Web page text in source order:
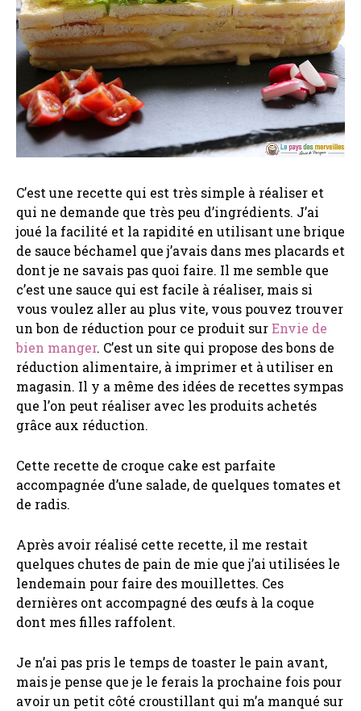
C’est une recette qui est très simple à réaliser et
qui ne demande que très peu d’ingrédients. J’ai
joué la facilité et la rapidité en utilisant une brique
de sauce béchamel que j’avais dans mes placards et
dont je ne savais pas quoi faire. Il me semble que
c’est une sauce qui est facile à réaliser, mais si
vous voulez aller au plus vite, vous pouvez trouver
un bon de réduction pour ce produit surEnvie de
bien manger. C’est un site qui propose des bons de
réduction alimentaire, à imprimer et à utiliser en
magasin. Il y a même des idées de recettes sympas
que l’on peut réaliser avec les produits achetés
grâce aux réduction.
Cette recette de croque cake est parfaite
accompagnée d’une salade, de quelques tomates et
de radis.
Après avoir réalisé cette recette, il me restait
quelques chutes de pain de mie que j’ai utilisées le
lendemain pour faire des mouillettes. Ces
dernières ont accompagné des œufs à la coque
dont mes filles raffolent.
Je n’ai pas pris le temps de toaster le pain avant,
mais je pense que je le ferais la prochaine fois pour
avoir un petit côté croustillant qui m’a manqué sur